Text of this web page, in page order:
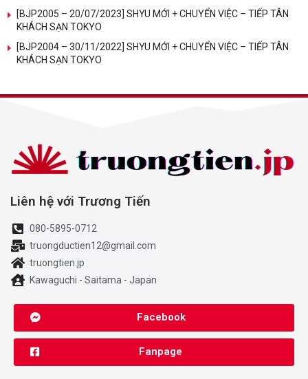
[BJP2005 – 20/07/2023] SHYU MỚI + CHUYỂN VIỆC – TIẾP TÂN
KHÁCH SẠN TOKYO
[BJP2004 – 30/11/2022] SHYU MỚI + CHUYỂN VIỆC – TIẾP TÂN
KHÁCH SẠN TOKYO
Liên hệ với Trương Tiến
080-5895-0712
truongductien12@gmail.com
truongtien.jp
Kawaguchi - Saitama - Japan
Facebook
Fanpage